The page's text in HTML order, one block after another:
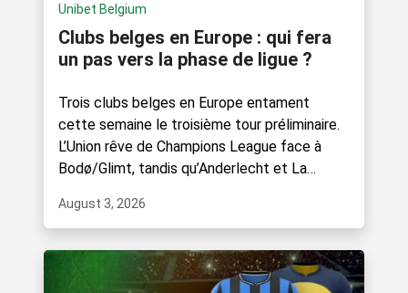
Unibet Belgium
Clubs belges en Europe : qui fera
un pas vers la phase de ligue ?
Trois clubs belges en Europe entament
cette semaine le troisième tour préliminaire.
L’Union rêve de Champions League face à
Bodø/Glimt, tandis qu’Anderlecht et La
August 3, 2026